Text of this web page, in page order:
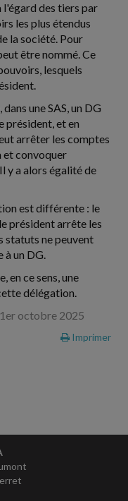
l'égard des tiers par
les plus étendus
la société. Pour
être nommé. Ce
lesquels
une SAS, un DG
président, et en
arrêter les comptes
et convoquer
y a alors égalité de
est différente : le
président arrête les
statuts ne peuvent
à un DG.
en ce sens, une
délégation.
octobre 2025
Imprimer